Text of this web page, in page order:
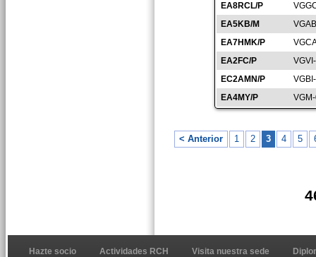
EA8RCL/P
EA5KB/M
EA7HMK/P
EA2FC/P
EC2AMN/P
EA4MY/P
< Anterior 1 2 3 4 5
Hazte socio Actividades RCH Visita nuestra sede